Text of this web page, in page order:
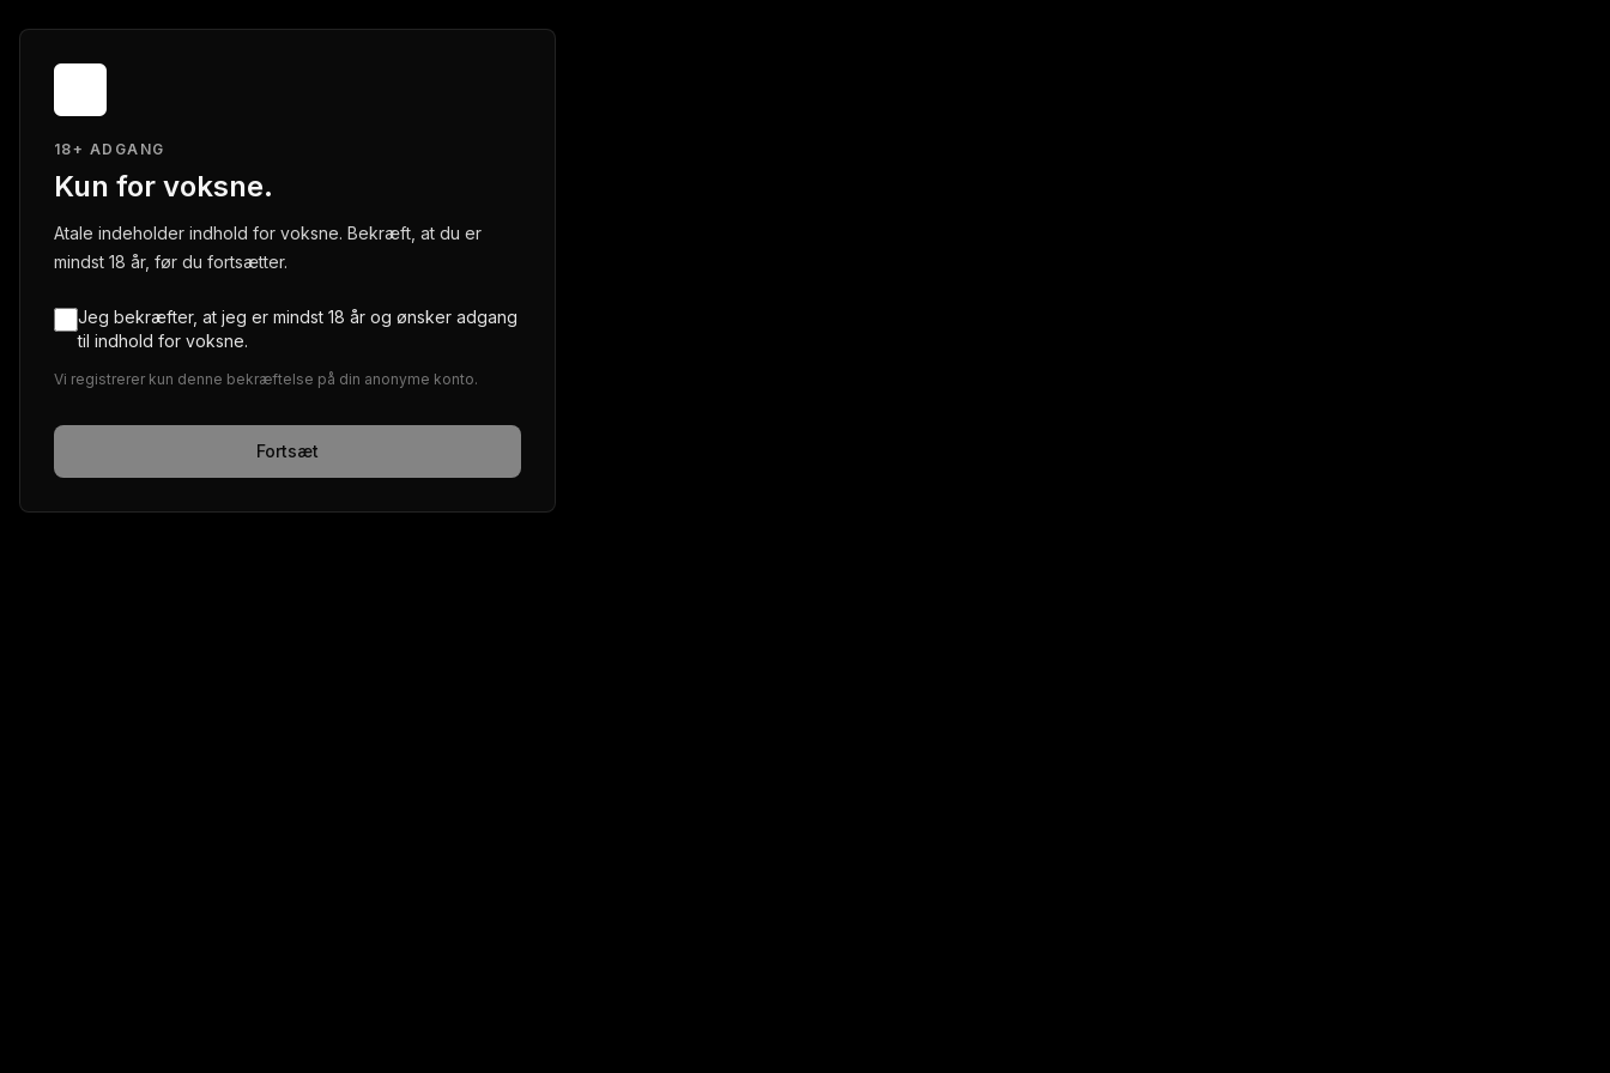
18+ ADGANG
Kun for voksne.
Atale indeholder indhold for voksne. Bekræft, at du er
mindst 18 år, før du fortsætter.
Jeg bekræfter, at jeg er mindst 18 år og ønsker adgang
til indhold for voksne.
Vi registrerer kun denne bekræftelse på din anonyme konto.
Fortsæt